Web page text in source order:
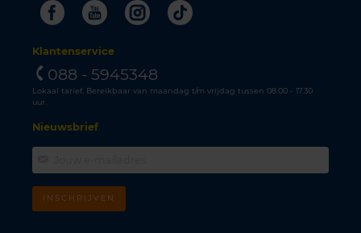
FacebookYoutubeInstagram
Tiktok
Klantenservice
088 - 5945348
Lokaal tarief. Bereikbaar van maandag t/m vrijdag tussen 08.00 - 17.30
uur.
Nieuwsbrief
INSCHRIJVEN